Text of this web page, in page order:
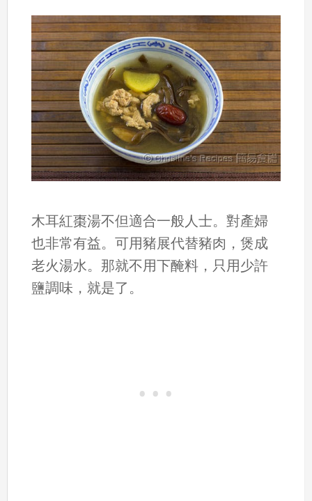
木耳紅棗湯不但適合一般人士。對產婦
也非常有益。可用豬展代替豬肉，煲成
老火湯水。那就不用下醃料，只用少許
鹽調味，就是了。